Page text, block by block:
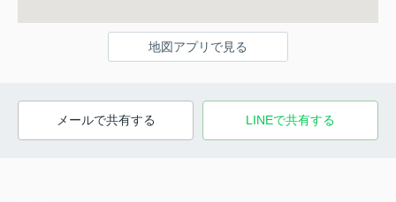
地図アプリで見る
メールで共有する LINEで共有する